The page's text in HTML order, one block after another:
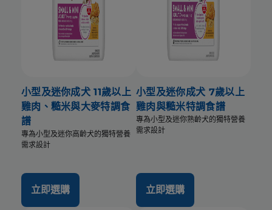
小型及迷你成犬 11歲以上
雞肉、糙米與大麥特調食
譜
專為小型及迷你高齡犬的獨特營養
需求設計
立即選購
小型及迷你成犬 7歲以上
雞肉與糙米特調食譜
專為小型及迷你熟齡犬的獨特營養
需求設計
立即選購